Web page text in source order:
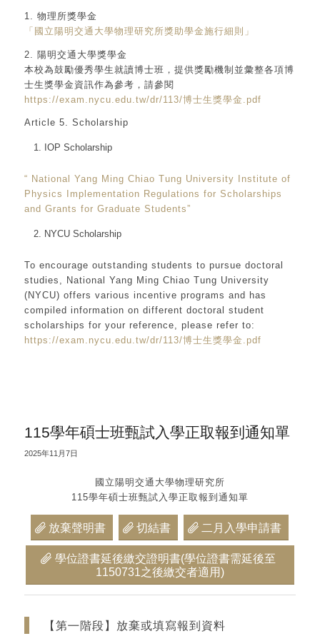
1. 物理所獎學金
「國立陽明交通大學物理研究所獎助學金施行細則」
2. 陽明交通大學獎學金
本校為鼓勵優秀學生就讀博士班，提供獎勵機制並彙整各項博
士生獎學金資訊作為參考，請參閱
https://exam.nycu.edu.tw/dr/113/博士生獎學金.pdf
Article 5. Scholarship
IOP Scholarship
“ National Yang Ming Chiao Tung University Institute of
Physics Implementation Regulations for Scholarships
and Grants for Graduate Students”
NYCU Scholarship
To encourage outstanding students to pursue doctoral
studies, National Yang Ming Chiao Tung University
(NYCU) offers various incentive programs and has
compiled information on different doctoral student
scholarships for your reference, please refer to:
https://exam.nycu.edu.tw/dr/113/博士生獎學金.pdf
115學年碩士班甄試入學正取報到通知單
2025年11月7日
國立陽明交通大學物理研究所
115學年碩士班甄試入學正取報到通知單
放棄聲明書 切結書 二月入學申請書
學位證書延後繳交證明書(學位證書需延後至
1150731之後繳交者適用)
【第㇐階段】放棄或填寫報到資料